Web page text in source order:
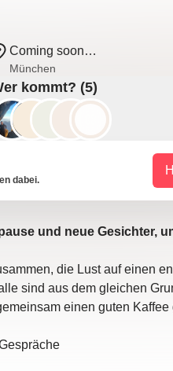
Coming soon…
München
kommt? (5)
dabei.
und neue Gesichter,
die Lust auf einen
sind aus dem gleichen
einen guten